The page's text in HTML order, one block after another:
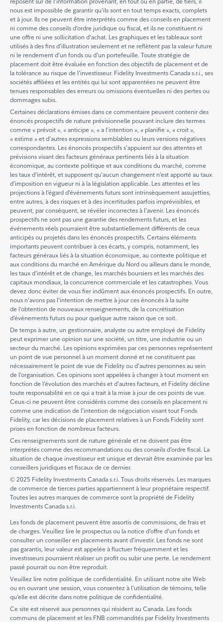
nous est impossible de garantir qu’ils sont en tout temps exacts, complets
et à jour. Ils ne peuvent être interprétés comme des conseils en placement
ni comme des conseils d’ordre juridique ou fiscal, et ils ne constituent ni
une offre ni une sollicitation d’achat. Les graphiques et les tableaux sont
utilisés à des fins d’illustration seulement et ne reflètent pas la valeur future
ni le rendement d’un fonds ou d’un portefeuille. Toute stratégie de
placement doit être évaluée en fonction des objectifs de placement et de
la tolérance au risque de l’investisseur. Fidelity Investments Canada s.r.i., ses
sociétés affiliées et les entités qui lui sont apparentées ne peuvent être
tenues responsables des erreurs ou omissions éventuelles ni des pertes ou
dommages subis.
Certaines déclarations émises dans ce commentaire peuvent contenir des
énoncés prospectifs de nature prévisionnelle pouvant inclure des termes
comme « prévoit », « anticipe », « a l’intention », « planifie », « croit »,
« estime » et d’autres expressions semblables ou leurs versions négatives
correspondantes. Les énoncés prospectifs s’appuient sur des attentes et
prévisions visant des facteurs généraux pertinents liés à la situation
économique, au contexte politique et aux conditions du marché, comme
les taux d’intérêt, et supposent qu’aucun changement n’est apporté au taux
d’imposition en vigueur ni à la législation applicable. Les attentes et les
projections à l’égard d’événements futurs sont intrinsèquement assujetties,
entre autres, à des risques et à des incertitudes parfois imprévisibles, et
peuvent, par conséquent, se révéler incorrectes à l’avenir. Les énoncés
prospectifs ne sont pas une garantie des rendements futurs, et les
événements réels pourraient être substantiellement différents de ceux
anticipés ou projetés dans les énoncés prospectifs. Certains éléments
importants peuvent contribuer à ces écarts, y compris, notamment, les
facteurs généraux liés à la situation économique, au contexte politique et
aux conditions du marché en Amérique du Nord ou ailleurs dans le monde,
les taux d’intérêt et de change, les marchés boursiers et les marchés des
capitaux mondiaux, la concurrence commerciale et les catastrophes. Vous
devez donc éviter de vous fier indûment aux énoncés prospectifs. En outre,
nous n’avons pas l’intention de mettre à jour ces énoncés à la suite
de l’obtention de nouveaux renseignements, de la concrétisation
d’événements futurs ou pour quelque autre raison que ce soit.
De temps à autre, un gestionnaire, analyste ou autre employé de Fidelity
peut exprimer une opinion sur une société, un titre, une industrie ou un
secteur du marché. Les opinions exprimées par ces personnes représentent
un point de vue personnel à un moment donné et ne constituent pas
nécessairement le point de vue de Fidelity ou d’autres personnes au sein
de l’organisation. Ces opinions sont appelées à changer à tout moment en
fonction de l’évolution des marchés et d’autres facteurs, et Fidelity décline
toute responsabilité en ce qui a trait à la mise à jour de ces points de vue.
Ceux-ci ne peuvent être considérés comme des conseils en placement ni
comme une indication de l’intention de négociation visant tout Fonds
Fidelity, car les décisions de placement relatives à un Fonds Fidelity sont
prises en fonction de nombreux facteurs.
Ces renseignements sont de nature générale et ne doivent pas être
interprétés comme des recommandations ou des conseils d’ordre fiscal. La
situation de chaque investisseur est unique et devrait être examinée par les
conseillers juridiques et fiscaux de ce dernier.
© 2025 Fidelity Investments Canada s.r.i. Tous droits réservés. Les marques
de commerce de tierces parties appartiennent à leur propriétaire respectif.
Toutes les autres marques de commerce sont la propriété de Fidelity
Investments Canada s.r.i.
Les fonds de placement peuvent être assortis de commissions, de frais et
de charges. Veuillez lire le prospectus ou la notice d’offre d’un fonds et
consulter un conseiller en placements avant d’investir. Les fonds ne sont
pas garantis, leur valeur est appelée à fluctuer fréquemment et les
investisseurs pourraient réaliser un profit ou subir une perte. Le rendement
passé pourrait ou non être reproduit.
Veuillez lire notre politique de confidentialité. En utilisant notre site Web
ou en ouvrant une session, vous consentez à l’utilisation de témoins, telle
qu’elle est décrite dans notre politique de confidentialité.
Ce site est réservé aux personnes qui résident au Canada. Les fonds
communs de placement et les FNB commandités par Fidelity Investments